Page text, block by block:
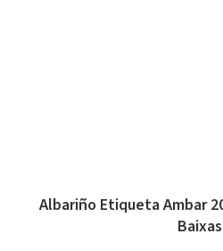
Albariño Etiqueta Ambar
Baixas